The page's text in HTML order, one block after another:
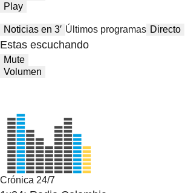
Play
Noticias en 3′ Últimos programas Directo
Estas escuchando
Mute
Volumen
Crónica 24/7